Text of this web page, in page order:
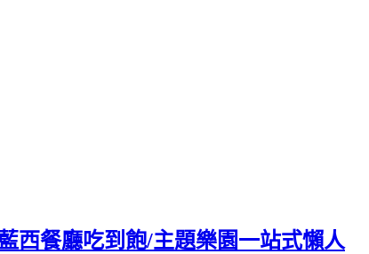
西餐廳吃到飽/主題樂園一站式懶人